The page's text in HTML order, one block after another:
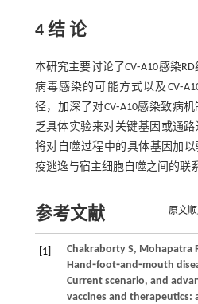
4 结 论
本研究主要讨论了CV⁃A10感染
病毒感染的可能方式以及
径，加深了对CV⁃A10感染致病
乏具体实验来对关键基因或通
将对自噬过程中的具体基因加以
疫逃逸与宿主细胞自噬之间的联系
参考文献 原文
[1] Chakraborty S, Mohapatra
Hand⁃foot⁃and⁃mouth
Current scenario, and
vaccines and therapeutics: